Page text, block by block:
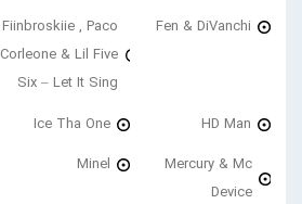
Fen & DiVanchi
Fiinbroskiie , Paco
Corleone & Lil Five
Six – Let It Sing
HD Man
Ice Tha One
Mercury & Mc
Device
Minel